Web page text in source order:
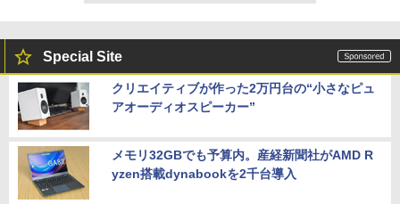
Special Site
クリエイティブが作った2万円台の“小さなピュ
アオーディオスピーカー”
メモリ32GBでも予算内。産経新聞社がAMD R
yzen搭載dynabookを2千台導入